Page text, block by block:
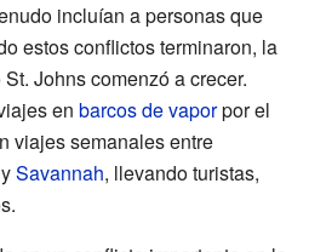
incluían a personas que
estos conflictos terminaron, la
Johns comenzó a crecer.
en barcos de vaporpor el
viajes semanales entre
ySavannah, llevando turistas,